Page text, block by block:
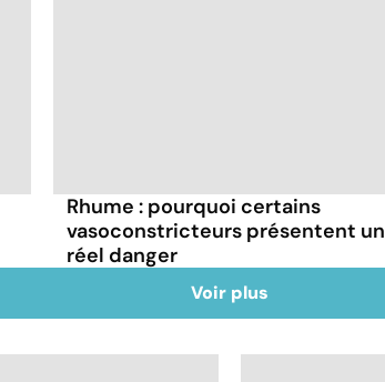
Rhume : pourquoi certains
vasoconstricteurs présentent un
réel danger
Voir plus